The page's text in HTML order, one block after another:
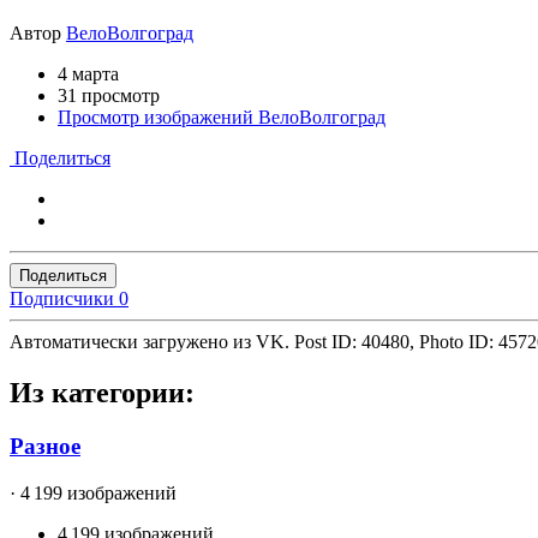
Автор ВелоВолгоград
4 марта
31 просмотр
Просмотр изображений ВелоВолгоград
Поделиться
Поделиться
Подписчики 0
Автоматически загружено из VK. Post ID: 40480, Photo ID:
Из категории:
Разное
· 4 199 изображений
4 199 изображений